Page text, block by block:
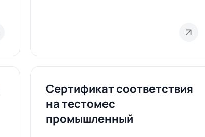
Сертификат соответствия
на тестомес
промышленный